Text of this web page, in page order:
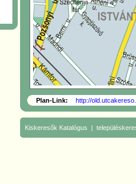
Plan-Link: http://
Kiskeresők Katalógus |